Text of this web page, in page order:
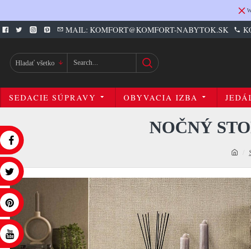
MAIL: KOMFORT@KOMFORT-NABYTOK.SK
Hladať všetko
SEDACIE SÚPRAVY OBYVACIA IZBA
NOČNÝ